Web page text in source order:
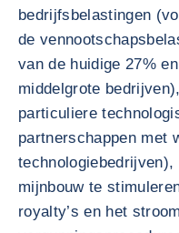
bedrijfsbelastingen
de
van de huidige 27%
middelgrote
particuliere
partnerschappen met
mijnbouw te
royalty’s en het